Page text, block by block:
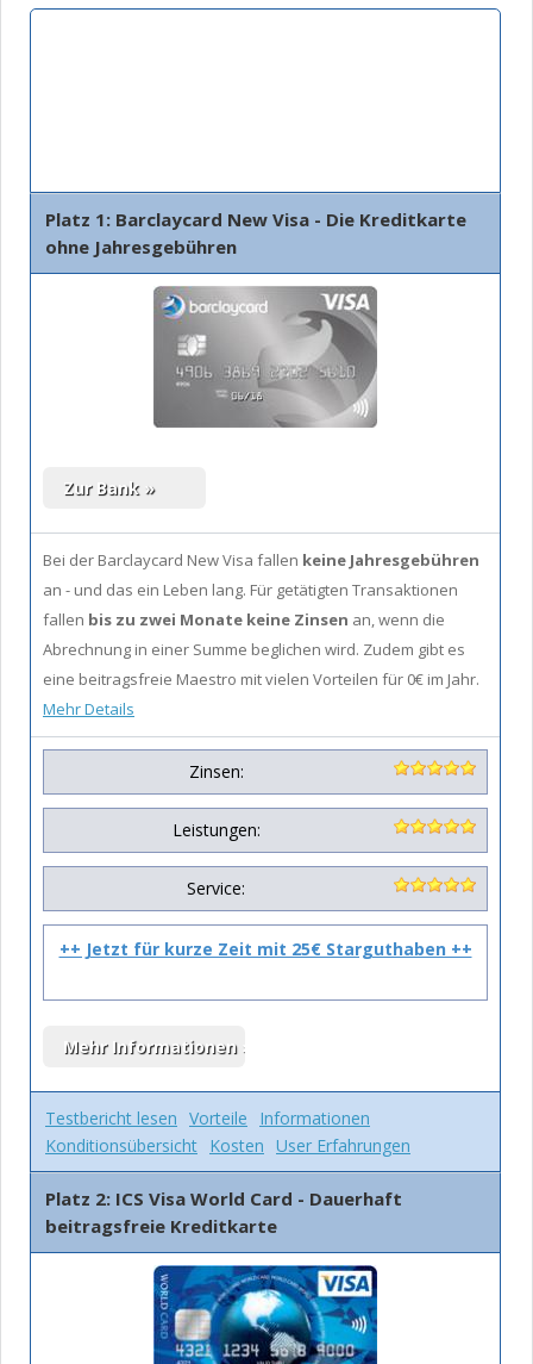
Platz 1: Barclaycard New Visa - Die Kreditkarte
ohne Jahresgebühren
Bei der Barclaycard New Visa fallen keine Jahresgebühren
an - und das ein Leben lang. Für getätigten Transaktionen
fallen bis zu zwei Monate keine Zinsen an, wenn die
Abrechnung in einer Summe beglichen wird. Zudem gibt es
eine beitragsfreie Maestro mit vielen Vorteilen für 0€ im Jahr.
Mehr Details
Zinsen:
Leistungen:
Service:
++ Jetzt für kurze Zeit mit 25€ Starguthaben ++
Testbericht lesen Vorteile
Informationen
Konditionsübersicht Kosten User Erfahrungen
Platz 2: ICS Visa World Card - Dauerhaft
beitragsfreie Kreditkarte